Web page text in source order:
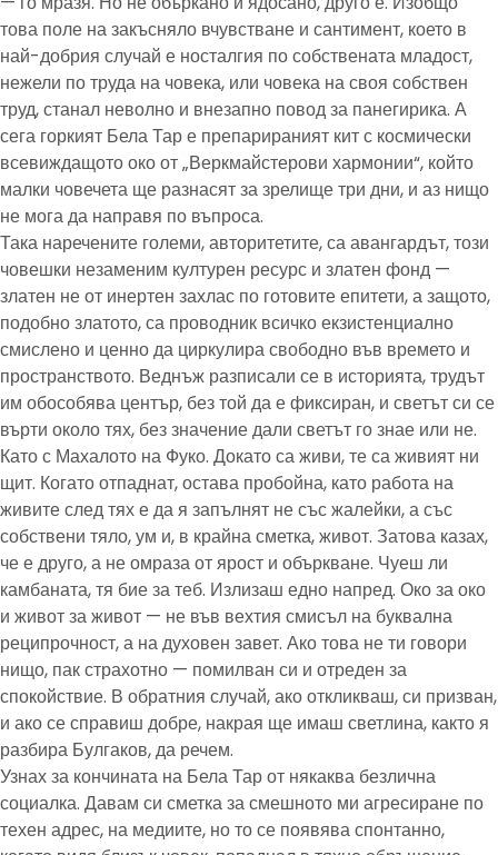
това поле на закъсняло вчувстване и сантимент, което в
най-добрия случай е носталгия по собствената младост,
нежели по труда на човека, или човека на своя собствен
труд, станал неволно и внезапно повод за панегирика. А
сега горкият Бела Тар е препарираният кит с космически
всевиждащото око от „Веркмайстерови хармонии“, който
малки човечета ще разнасят за зрелище три дни, и аз нищо
не мога да направя по въпроса.
Така наречените големи, авторитетите, са авангардът, този
човешки незаменим културен ресурс и златен фонд —
златен не от инертен захлас по готовите епитети, а защото,
подобно златото, са проводник всичко екзистенциално
смислено и ценно да циркулира свободно във времето и
пространството. Веднъж разписали се в историята, трудът
им обособява център, без той да е фиксиран, и светът си се
върти около тях, без значение дали светът го знае или не.
Като с Махалото на Фуко. Докато са живи, те са живият ни
щит. Когато отпаднат, остава пробойна, като работа на
живите след тях е да я запълнят не със жалейки, а със
собствени тяло, ум и, в крайна сметка, живот. Затова казах,
че е друго, а не омраза от ярост и объркване. Чуеш ли
камбаната, тя бие за теб. Излизаш едно напред. Око за око
и живот за живот — не във вехтия смисъл на буквална
реципрочност, а на духовен завет. Ако това не ти говори
нищо, пак страхотно — помилван си и отреден за
спокойствие. В обратния случай, ако откликваш, си призван,
и ако се справиш добре, накрая ще имаш светлина, както я
разбира Булгаков, да речем.
Узнах за кончината на Бела Тар от някаква безлична
социалка. Давам си сметка за смешното ми агресиране по
техен адрес, на медиите, но то се появява спонтанно,